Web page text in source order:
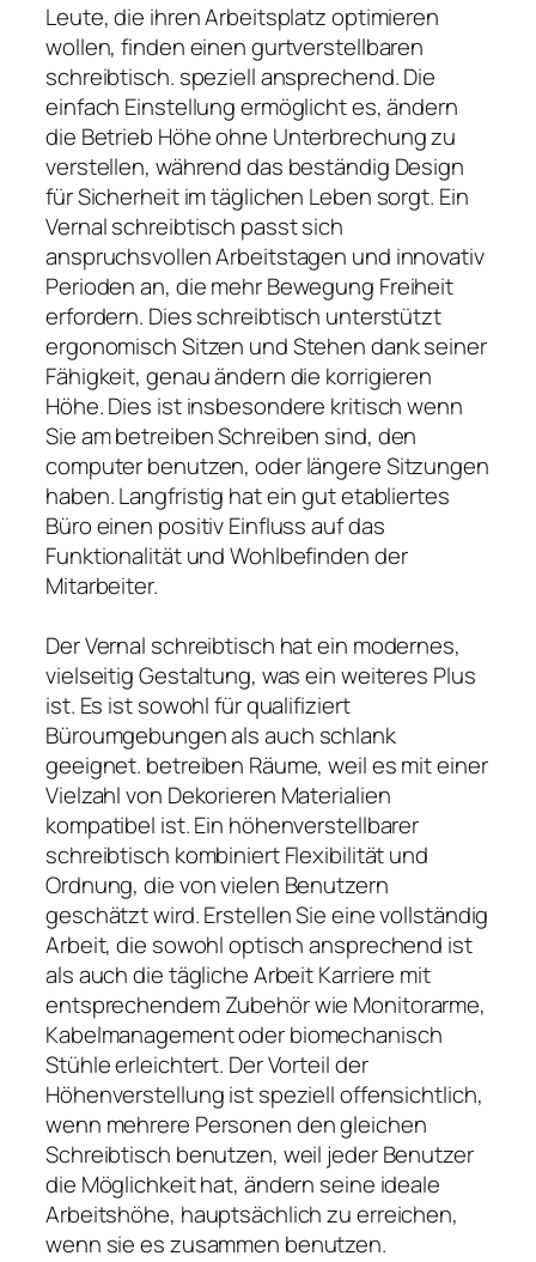
Leute, die ihren Arbeitsplatz optimieren
wollen, finden einen gurtverstellbaren
schreibtisch. speziell ansprechend. Die
einfach Einstellung ermöglicht es, ändern
die Betrieb Höhe ohne Unterbrechung zu
verstellen, während das beständig Design
für Sicherheit im täglichen Leben sorgt. Ein
Vernal schreibtisch passt sich
anspruchsvollen Arbeitstagen und innovativ
Perioden an, die mehr Bewegung Freiheit
erfordern. Dies schreibtisch unterstützt
ergonomisch Sitzen und Stehen dank seiner
Fähigkeit, genau ändern die korrigieren
Höhe. Dies ist insbesondere kritisch wenn
Sie am betreiben Schreiben sind, den
computer benutzen, oder längere Sitzungen
haben. Langfristig hat ein gut etabliertes
Büro einen positiv Einfluss auf das
Funktionalität und Wohlbefinden der
Mitarbeiter.
Der Vernal schreibtisch hat ein modernes,
vielseitig Gestaltung, was ein weiteres Plus
ist. Es ist sowohl für qualifiziert
Büroumgebungen als auch schlank
geeignet. betreiben Räume, weil es mit einer
Vielzahl von Dekorieren Materialien
kompatibel ist. Ein höhenverstellbarer
schreibtisch kombiniert Flexibilität und
Ordnung, die von vielen Benutzern
geschätzt wird. Erstellen Sie eine vollständig
Arbeit, die sowohl optisch ansprechend ist
als auch die tägliche Arbeit Karriere mit
entsprechendem Zubehör wie Monitorarme,
Kabelmanagement oder biomechanisch
Stühle erleichtert. Der Vorteil der
Höhenverstellung ist speziell offensichtlich,
wenn mehrere Personen den gleichen
Schreibtisch benutzen, weil jeder Benutzer
die Möglichkeit hat, ändern seine ideale
Arbeitshöhe, hauptsächlich zu erreichen,
wenn sie es zusammen benutzen.